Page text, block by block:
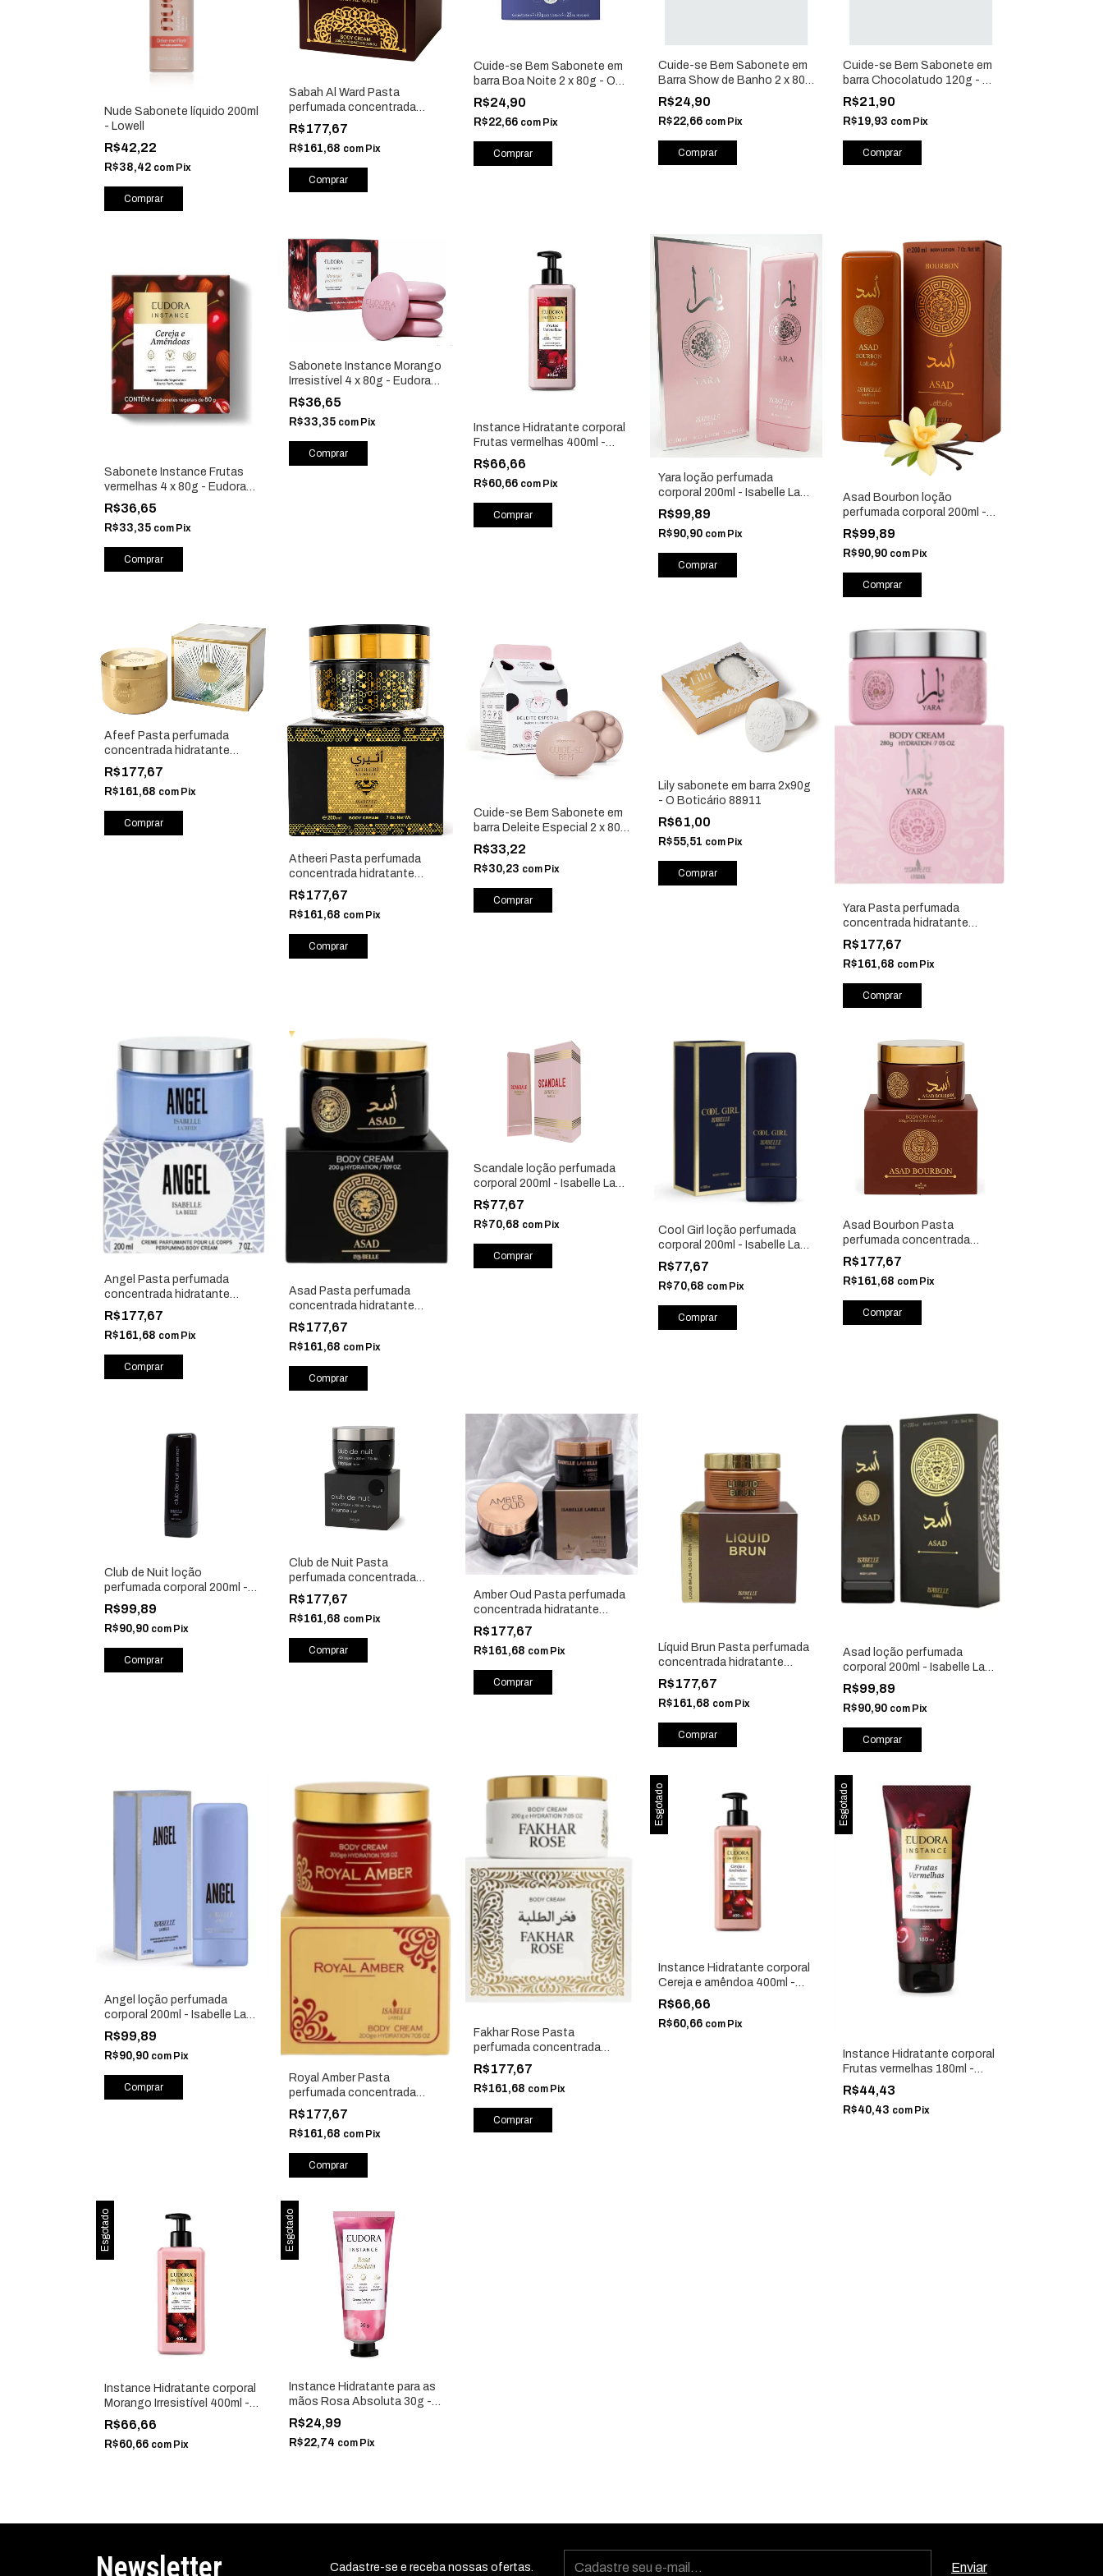
Nude Sabonete líquido 200ml
- Lowell
R$42,22
R$38,42 com Pix
Sabah Al Ward Pasta
perfumada concentrada
hidratante corporal 200g -
Isabelle La Belle
R$177,67
R$161,68 com Pix
Cuide-se Bem Sabonete em
barra Boa Noite 2 x 80g - O
Boticário 51124
R$24,90
R$22,66 com Pix
Cuide-se Bem Sabonete em
Barra Show de Banho 2 x 80g
- O Boticário 53515
R$24,90
R$22,66 com Pix
Cuide-se Bem Sabonete em
barra Chocolatudo 120g - O
Boticário 58231
R$21,90
R$19,93 com Pix
Sabonete Instance Frutas
vermelhas 4 x 80g - Eudora
85369
R$36,65
R$33,35 com Pix
Sabonete Instance Morango
Irresistível 4 x 80g - Eudora
89453
R$36,65
R$33,35 com Pix
Instance Hidratante corporal
Frutas vermelhas 400ml -
Eudora 87126
R$66,66
R$60,66 com Pix
Yara loção perfumada
corporal 200ml - Isabelle La
Belle
R$99,89
R$90,90 com Pix
Asad Bourbon loção
perfumada corporal 200ml -
Isabelle La Belle
R$99,89
R$90,90 com Pix
Afeef Pasta perfumada
concentrada hidratante
corporal 200g - Isabelle La
Belle
R$177,67
R$161,68 com Pix
Atheeri Pasta perfumada
concentrada hidratante
corporal 200g - Isabelle La
Belle
R$177,67
R$161,68 com Pix
Cuide-se Bem Sabonete em
barra Deleite Especial 2 x 80g
- O Boticário 89663
R$33,22
R$30,23 com Pix
Lily sabonete em barra 2x90g
- O Boticário 88911
R$61,00
R$55,51 com Pix
Yara Pasta perfumada
concentrada hidratante
corporal 200g - Isabelle La
Belle
R$177,67
R$161,68 com Pix
Angel Pasta perfumada
concentrada hidratante
corporal 200g - Isabelle La
Belle
R$177,67
R$161,68 com Pix
Asad Pasta perfumada
concentrada hidratante
corporal 200g - Isabelle La
Belle
R$177,67
R$161,68 com Pix
Scandale loção perfumada
corporal 200ml - Isabelle La
Belle
R$77,67
R$70,68 com Pix
Cool Girl loção perfumada
corporal 200ml - Isabelle La
Belle
R$77,67
R$70,68 com Pix
Asad Bourbon Pasta
perfumada concentrada
hidratante corporal 200g -
Isabelle La Belle
R$177,67
R$161,68 com Pix
Club de Nuit loção
perfumada corporal 200ml -
Isabelle La Belle
R$99,89
R$90,90 com Pix
Club de Nuit Pasta
perfumada concentrada
hidratante corporal 200g -
Isabelle La Belle
R$177,67
R$161,68 com Pix
Amber Oud Pasta perfumada
concentrada hidratante
corporal 200g - Isabelle La
Belle
R$177,67
R$161,68 com Pix
Líquid Brun Pasta perfumada
concentrada hidratante
corporal 200g - Isabelle La
Belle
R$177,67
R$161,68 com Pix
Asad loção perfumada
corporal 200ml - Isabelle La
Belle
R$99,89
R$90,90 com Pix
Angel loção perfumada
corporal 200ml - Isabelle La
Belle
R$99,89
R$90,90 com Pix
Royal Amber Pasta
perfumada concentrada
hidratante corporal 200g -
Isabelle La Belle
R$177,67
R$161,68 com Pix
Fakhar Rose Pasta
perfumada concentrada
hidratante corporal 200g -
Isabelle La Belle
R$177,67
R$161,68 com Pix
Esgotado
Instance Hidratante corporal
Cereja e amêndoa 400ml -
Eudora 87143
R$66,66
R$60,66 com Pix
Esgotado
Instance Hidratante corporal
Frutas vermelhas 180ml -
Eudora 87128
R$44,43
R$40,43 com Pix
Esgotado
Instance Hidratante corporal
Morango Irresistível 400ml -
Eudora 89451
R$66,66
R$60,66 com Pix
Esgotado
Instance Hidratante para as
mãos Rosa Absoluta 30g -
Eudora 85315
R$24,99
R$22,74 com Pix
Newsletter Cadastre-se e receba nossas ofertas.